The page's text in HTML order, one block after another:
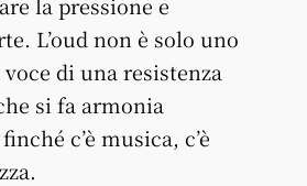
L’oud non è solo uno
di una resistenza
si fa armonia
c’è musica, c’è